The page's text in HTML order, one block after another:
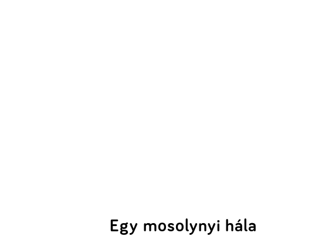
Egy mosolynyi hála